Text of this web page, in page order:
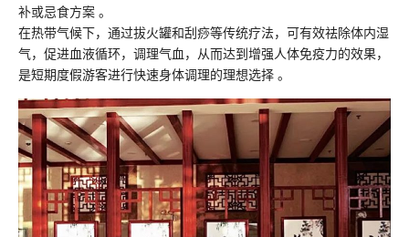
补或忌食方案 。
在热带气候下，通过拔火罐和刮痧等传统疗法，可有效祛除体内湿
气，促进血液循环，调理气血，从而达到增强人体免疫力的效果，
是短期度假游客进行快速身体调理的理想选择 。